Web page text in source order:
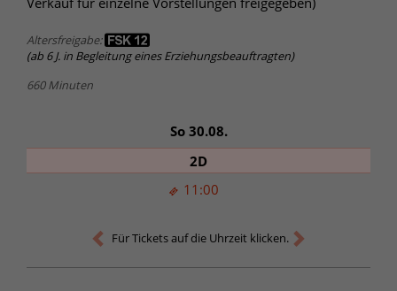
Altersfreigabe:
(ab 6 J. in Begleitung eines Erziehungsbeauftragten)
660 Minuten
So 30.08.
11:00
2D
Für Tickets auf die Uhrzeit klicken.